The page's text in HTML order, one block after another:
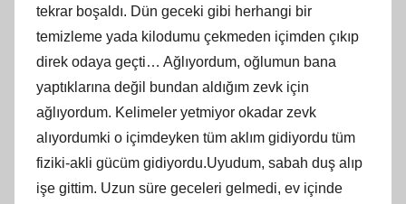
tekrar boşaldı. Dün geceki gibi herhangi bir
temizleme yada kilodumu çekmeden içimden çıkıp
direk odaya geçti… Ağlıyordum, oğlumun bana
yaptıklarına değil bundan aldığım zevk için
ağlıyordum. Kelimeler yetmiyor okadar zevk
alıyordumki o içimdeyken tüm aklım gidiyordu tüm
fiziki-akli gücüm gidiyordu.Uyudum, sabah duş alıp
işe gittim. Uzun süre geceleri gelmedi, ev içinde